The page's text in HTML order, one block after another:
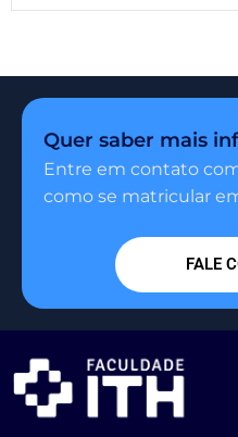
Quer saber mais
Entre em contato
como se matricular
FALE